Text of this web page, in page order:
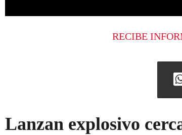
RECIBE
Lanzan explosivo